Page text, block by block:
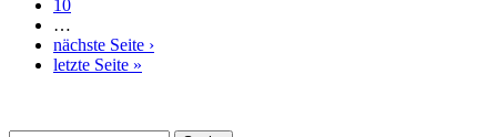
10
…
nächste Seite ›
letzte Seite »